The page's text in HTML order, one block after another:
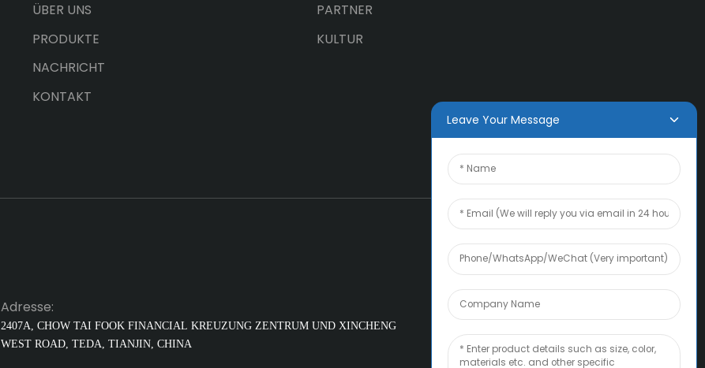
ÜBER UNS
PRODUKTE
NACHRICHT
KONTAKT
PARTNER
KULTUR
Adresse:
2407A, CHOW TAI FOOK FINANCIAL KREUZUNG ZENTRUM UND XINCHENG
WEST ROAD, TEDA, TIANJIN, CHINA
Leave Your Message